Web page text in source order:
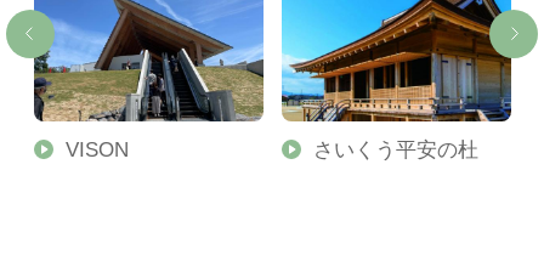
VISON さいくう平安の杜